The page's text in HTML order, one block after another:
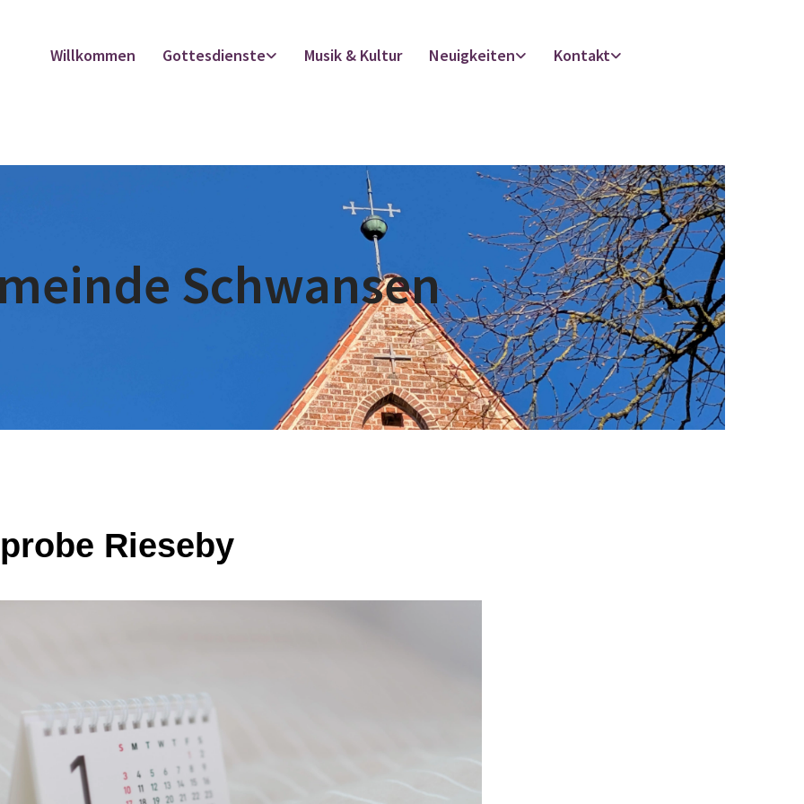
Willkommen Gottesdienste Musik & Kultur Neuigkeiten Kontakt
Schwansen
Rieseby